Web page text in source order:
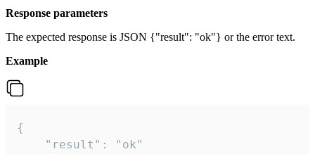
Response parameters
The expected response is JSON {"result": "ok"} or the error text.
Example
{
    "result": "ok"